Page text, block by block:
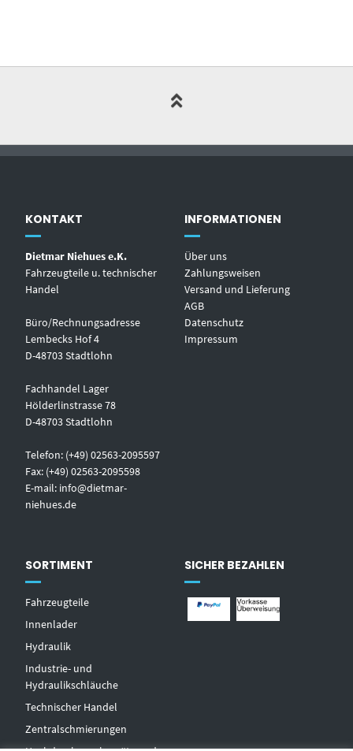
KONTAKT
Dietmar Niehues e.K.
Fahrzeugteile u. technischer
Handel
Büro/Rechnungsadresse
Lembecks Hof 4
D-48703 Stadtlohn
Fachhandel Lager
Hölderlinstrasse 78
D-48703 Stadtlohn
Telefon: (+49) 02563-2095597
Fax: (+49) 02563-2095598
E-mail: info@dietmar-
niehues.de
INFORMATIONEN
Über uns
Zahlungsweisen
Versand und Lieferung
AGB
Datenschutz
Impressum
SORTIMENT
Fahrzeugteile
Innenlader
Hydraulik
Industrie- und
Hydraulikschläuche
Technischer Handel
Zentralschmierungen
SICHER BEZAHLEN